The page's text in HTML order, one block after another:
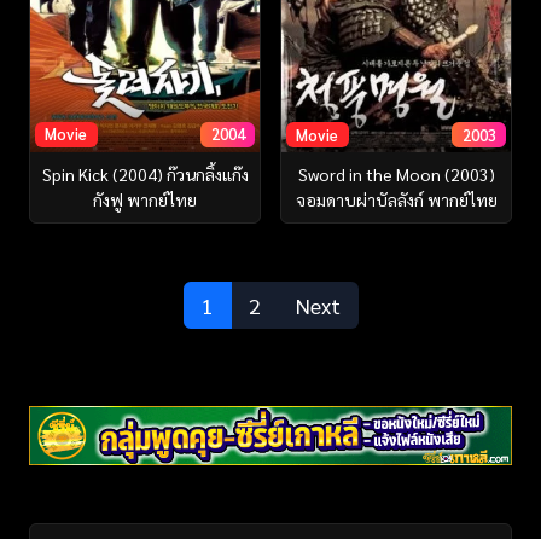
Movie 2004
Spin Kick (2004) ก๊วนกลิ้งแก๊ง
กังฟู พากย์ไทย
Movie 2003
Sword in the Moon (2003)
จอมดาบผ่าบัลลังก์ พากย์ไทย
1 2 Next